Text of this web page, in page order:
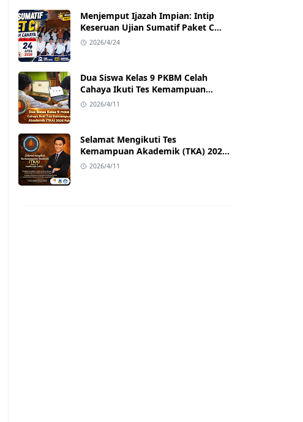
Menjemput Ijazah Impian: Intip
Keseruan Ujian Sumatif Paket C
PKBM Celah Cahaya di Sukawangi!
2026/4/24
Dua Siswa Kelas 9 PKBM Celah
Cahaya Ikuti Tes Kemampuan
Akademik (TKA) 2026 Paket B
2026/4/11
Selamat Mengikuti Tes
Kemampuan Akademik (TKA) 2026
Paket B PKBM Celah Cahaya
2026/4/11